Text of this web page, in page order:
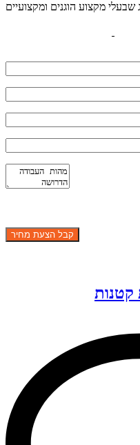
מקצוע הוגנים ומקצועיים
קטנות